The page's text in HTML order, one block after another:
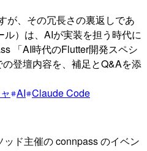
が、その冗長さの裏返しであ
）は、AIが実装を担う時代に
「AI時代のFlutter開発スペシ
登壇内容を、補足とQ&Aを添
AI Claude Code
ド主催の connpass のイベン